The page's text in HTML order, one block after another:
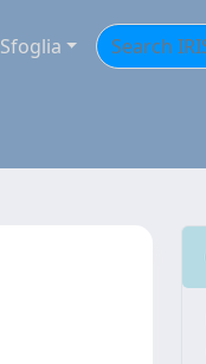
Sfoglia